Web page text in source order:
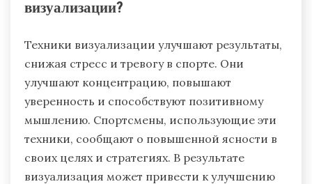
визуализации?
Техники визуализации улучшают результаты,
снижая стресс и тревогу в спорте. Они
улучшают концентрацию, повышают
уверенность и способствуют позитивному
мышлению. Спортсмены, использующие эти
техники, сообщают о повышенной ясности в
своих целях и стратегиях. В результате
визуализация может привести к улучшению